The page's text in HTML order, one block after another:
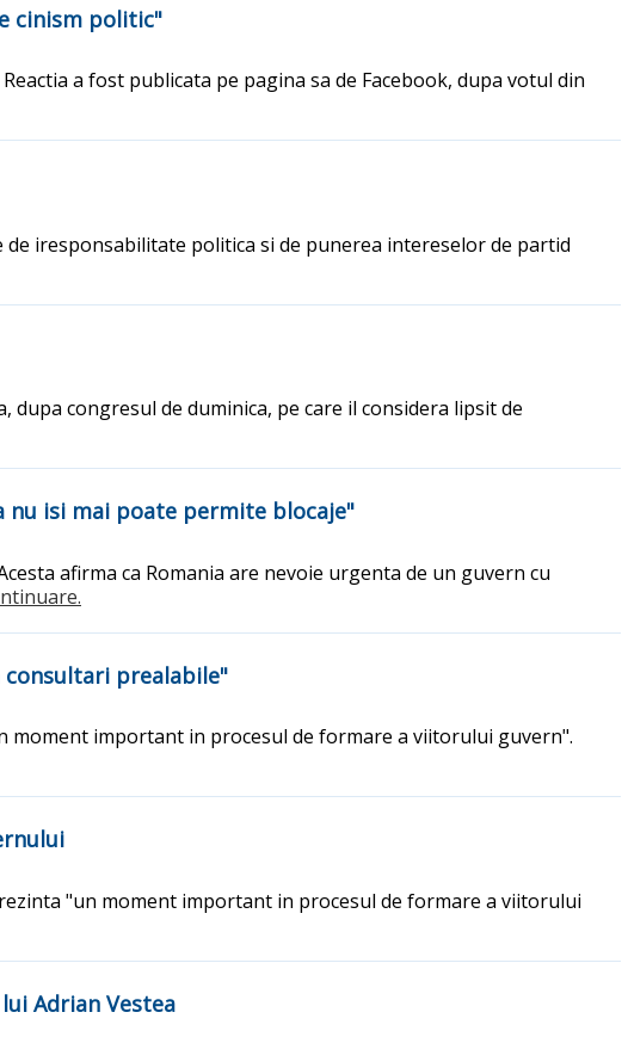
cinism politic"
a fost publicata pe pagina sa de Facebook, dupa votul din
iresponsabilitate politica si de punerea intereselor de partid
congresul de duminica, pe care il considera lipsit de
nu isi mai poate permite blocaje"
afirma ca Romania are nevoie urgenta de un guvern cu
consultari prealabile"
moment important in procesul de formare a viitorului guvern".
"un moment important in procesul de formare a viitorului
Adrian Vestea